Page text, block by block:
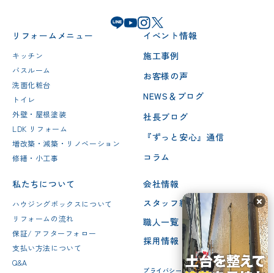
リフォームメニュー
キッチン
バスルーム
洗面化粧台
トイレ
外壁・屋根塗装
LDK リフォーム
増改築・減築・リノベーション
修繕・小工事
イベント情報
施工事例
お客様の声
NEWS＆ブログ
社長ブログ
『ずっと安心』通信
コラム
私たちについて
ハウジングボックスについて
リフォームの流れ
保証/ アフターフォロー
支払い方法について
Q&A
会社情報
スタッフ紹介
職人一覧
採用情報
プライバシーポリシー